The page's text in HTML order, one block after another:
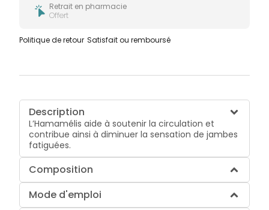
Retrait en pharmacie
Offert
Politique de retour Satisfait ou remboursé
Description
L’Hamamélis aide à soutenir la circulation et
contribue ainsi à diminuer la sensation de jambes
fatiguées.
Composition
Mode d'emploi